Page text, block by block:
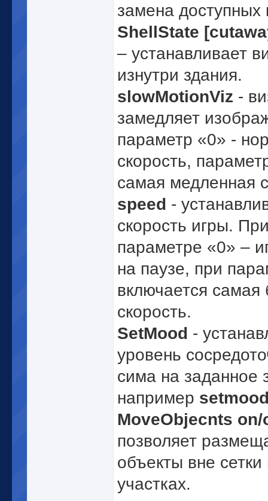
замена доступных
ShellState
– устанавливает
изнутри здания.
slowMotionViz -
замедляет
параметр «0» -
скорость,
самая медленная
speed -
скорость игры.
параметре «0» –
на паузе, при
включается самая
скорость.
SetMood -
уровень
сима на заданное
например
MoveObjecnts on/
позволяет
объекты вне сетки
участках.